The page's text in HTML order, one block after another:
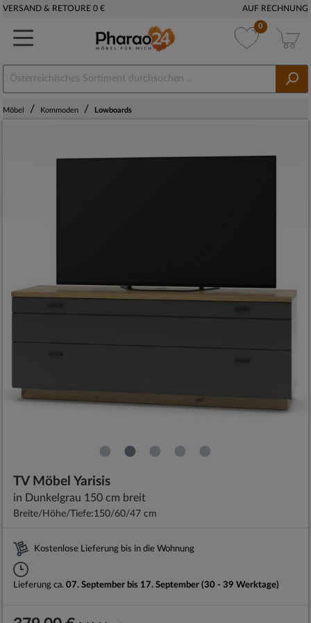
VERSAND & RETOURE 0 € AUF RECHNUNG
0
Möbel / Kommoden / Lowboards
TV Möbel Yarisis
in Dunkelgrau 150 cm breit
Breite/Höhe/Tiefe:150/60/47 cm
Kostenlose Lieferung bis in die Wohnung
Lieferung ca.07. September bis 17. September (30 - 39 Werktage)